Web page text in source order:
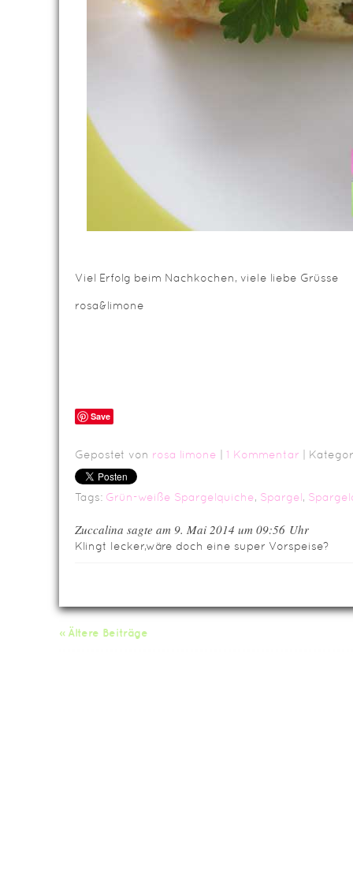
Viel Erfolg beim Nachkochen, viele liebe Grüsse
rosa&limone
Save
Gepostet von rosa limone 1 Kommentar |
Tags: Grün-weiße Spargelquiche, Spargel,
Zuccalina sagte am 9. Mai 2014 um 09:56 Uhr
Klingt lecker,wäre doch eine super Vorspeise?
« Ältere Beiträge